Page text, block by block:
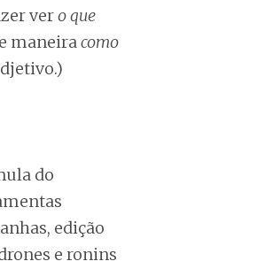
vero que
maneira como
do
edição
e ronins